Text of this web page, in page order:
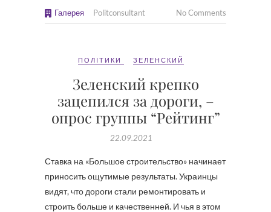
Галерея Politconsultant No Comments
ПОЛІТИКИ ЗЕЛЕНСКИЙ
Зеленский крепко
зацепился за дороги, –
опрос группы “Рейтинг”
22.09.2021
Ставка на «Большое строительство» начинает
приносить ощутимые результаты. Украинцы
видят, что дороги стали ремонтировать и
строить больше и качественней. И чья в этом